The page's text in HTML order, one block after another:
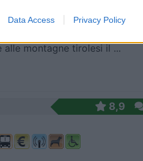
Data Access Privacy Policy
montagne tirolesi il ...
8,9